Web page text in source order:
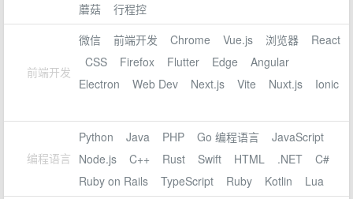
蘑菇
行程控
前端开发
微信 前端开发 Chrome Vue.js 浏览器
React
CSS
Firefox Flutter Edge
Angular
Electron
Web Dev Next.js Vite Nuxt.js Ionic
编程语言
Python Java PHP Go 编程语言
JavaScript
Node.js
C++ Rust Swift HTML .NET
C#
Ruby on Rails
TypeScript Ruby Kotlin Lua